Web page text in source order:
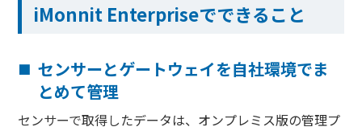
iMonnit Enterpriseでできること
センサーとゲートウェイを自社環境でま
とめて管理
センサーで取得したデータは、オンプレミス版の管理プ